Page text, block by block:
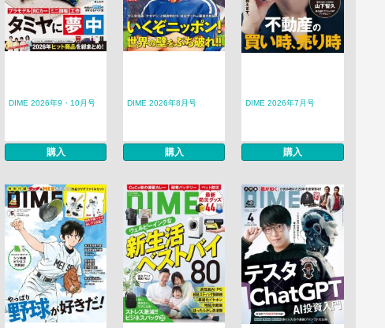
DIME 2026年9・10月号
購入
DIME 2026年8月号
購入
DIME 2026年7月号
購入